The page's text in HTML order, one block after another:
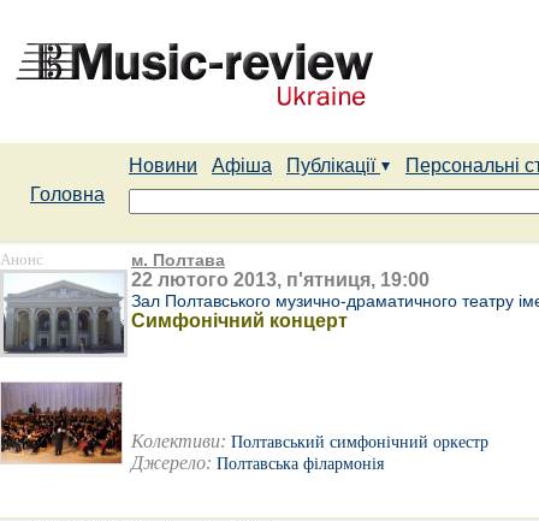
Новини Афіша Публікації
Персональні
Головна
Анонс м. Полтава
22 лютого 2013, п'ятниця, 19:00
Зал Полтавського музично-драматичного театру
Симфонічний концерт
Колективи: Полтавський симфонічний оркестр
Джерело: Полтавська філармонія